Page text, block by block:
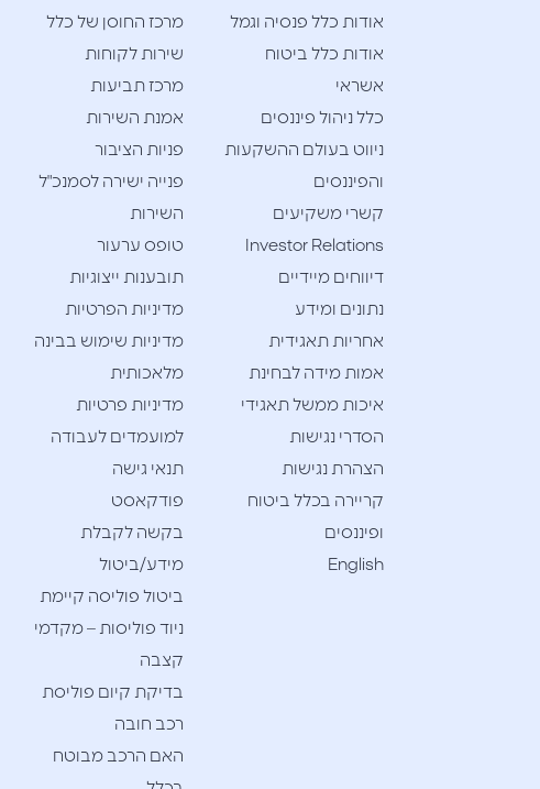
אודות כלל פנסיה וגמל
אודות כלל ביטוח
אשראי
כלל ניהול פיננסים
ניווט בעולם ההשקעות
והפיננסים
קשרי משקיעים
Investor Relations
דיווחים מיידיים
נתונים ומידע
אחריות תאגידית
אמות מידה לבחינת
איכות ממשל תאגידי
הסדרי נגישות
הצהרת נגישות
קריירה בכלל ביטוח
ופיננסים
English
מרכז החוסן של כלל
שירות לקוחות
מרכז תביעות
אמנת השירות
פניות הציבור
פנייה ישירה לסמנכ"ל
השירות
טופס ערעור
תובענות ייצוגיות
מדיניות הפרטיות
מדיניות שימוש בבינה
מלאכותית
מדיניות פרטיות
למועמדים לעבודה
תנאי גישה
פודקאסט
בקשה לקבלת
מידע/ביטול
ביטול פוליסה קיימת
ניוד פוליסות – מקדמי
קצבה
בדיקת קיום פוליסת
רכב חובה
האם הרכב מבוטח